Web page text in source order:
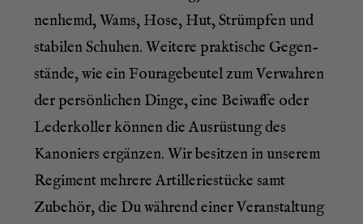
nen­hemd, Wams, Hose, Hut, Strümp­fen und
sta­bi­len Schu­hen. Wei­te­re prak­ti­sche Gegen­
stän­de, wie ein Fou­ra­ge­beu­tel zum Ver­wah­ren
der per­sön­li­chen Din­ge, eine Bei­waf­fe oder
Leder­kol­ler kön­nen die Aus­rüs­tung des
Kano­niers ergän­zen. Wir besit­zen in unse­rem
Regi­ment meh­re­re Artil­le­rie­stü­cke samt
Zube­hör, die Du wäh­rend einer Ver­an­stal­tung